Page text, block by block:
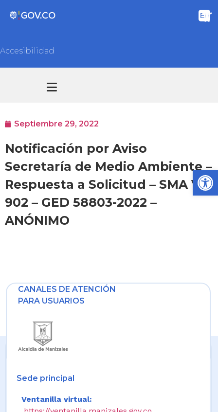
Accesibilidad
Septiembre 29, 2022
Notificación por Aviso
Secretaría de Medio Ambiente –
Respuesta a Solicitud – SMA VC
902 – GED 58803-2022 –
ANÓNIMO
CANALES DE ATENCIÓN
PARA USUARIOS
Sede principal
Ventanilla virtual: